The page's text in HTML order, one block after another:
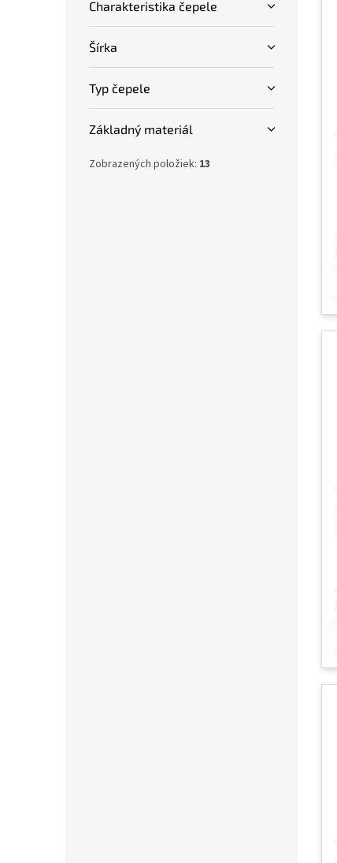
Charakteristika čepele
Šírka
Typ čepele
Základný materiál
Zobrazených položiek: 13